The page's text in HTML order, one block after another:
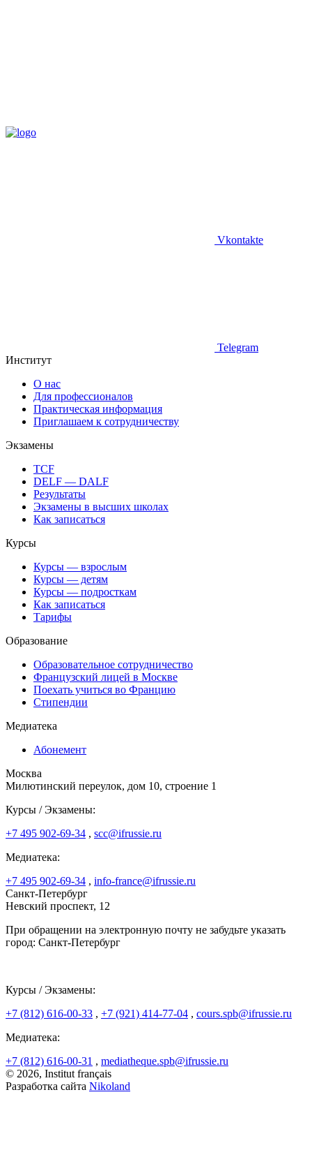
Vkontakte
Telegram
Институт
О нас
Для профессионалов
Практическая информация
Приглашаем к сотрудничеству
Экзамены
TCF
DELF — DALF
Результаты
Экзамены в высших школах
Как записаться
Курсы
Курсы — взрослым
Курсы — детям
Курсы — подросткам
Как записаться
Тарифы
Образование
Образовательное сотрудничество
Французский лицей в Москве
Поехать учиться во Францию
Стипендии
Медиатека
Абонемент
Москва
Милютинский переулок, дом 10, строение 1
Курсы / Экзамены:
+7 495 902-69-34 , scc@ifrussie.ru
Медиатека:
+7 495 902-69-34 , info-france@ifrussie.ru
Санкт-Петербург
Невский проспект, 12
При обращении на электронную почту не забудьте указать
город: Санкт-Петербург
Курсы / Экзамены:
+7 (812) 616-00-33 , +7 (921) 414-77-04 , cours.spb@ifrussie.ru
Медиатека:
+7 (812) 616-00-31 , mediatheque.spb@ifrussie.ru
© 2026, Institut français
Разработка сайта Nikoland